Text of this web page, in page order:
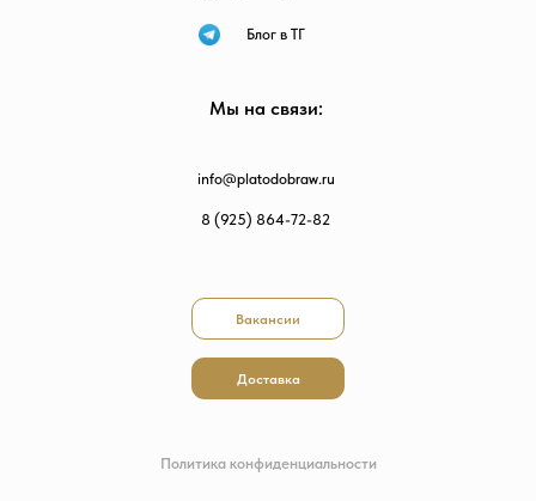
Политика конфиденциальности
Блог в ТГ
Мы на связи:
info@platodobraw.ru
8 (925) 864-72-82
Доставка
Вакансии